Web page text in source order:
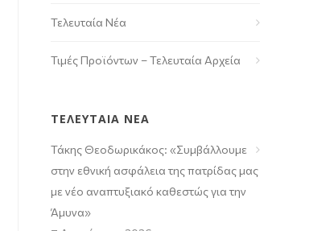
Τελευταία Νέα
Τιμές Προϊόντων – Τελευταία Αρχεία
ΤΕΛΕΥΤΑΙΑ ΝΕΑ
Τάκης Θεοδωρικάκος: «Συμβάλλουμε
στην εθνική ασφάλεια της πατρίδας μας
με νέο αναπτυξιακό καθεστώς για την
Άμυνα»